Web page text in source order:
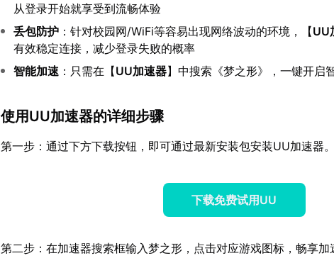
从登录开始就享受到流畅体验
丢包防护 ：针对校园网/WiFi等容易出现网络波动的环境，【UU
有效稳定连接，减少登录失败的概率
智能加速 ：只需在【UU加速器】中搜索《梦之形》，一键开启
使用UU加速器的详细步骤
第一步：通过下方下载按钮，即可通过最新安装包安装UU加速器。
下载免费试用UU
第二步：在加速器搜索框输入梦之形，点击对应游戏图标，畅享加